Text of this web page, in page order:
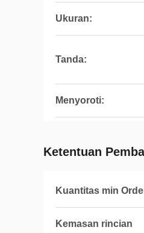
Ukuran:
Tanda:
Menyoroti:
Ketentuan
Kuantitas min
Kemasan rincian